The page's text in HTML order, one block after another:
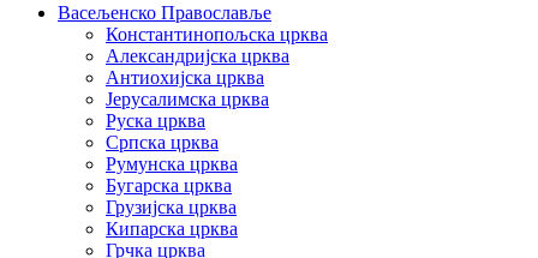
Васељенско Православље
Константинопољска црква
Александријска црква
Антиохијска црква
Јерусалимска црква
Руска црква
Српска црква
Румунска црква
Бугарска црква
Грузијска црква
Кипарска црква
Грчка црква